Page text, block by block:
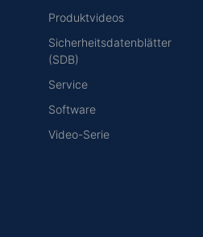
Produktvideos
Sicherheitsdatenblätter
(SDB)
Service
Software
Video-Serie